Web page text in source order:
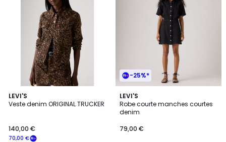
programme
LEVI'S
Veste denim ORIGINAL TRUCKER
70,00 €
140,00 €
4,6
/ 5
-25%*
LEVI'S
Robe courte manches courtes
denim
79,00 €
5
/
5
2
Couleurs